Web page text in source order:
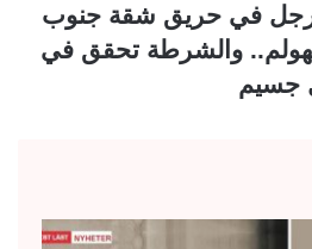
رجل في حريق شقة جنوب
والشرطة تحقق في
جسيم